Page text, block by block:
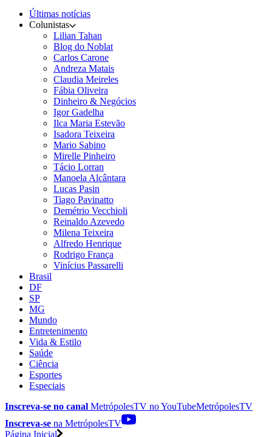
Últimas notícias
Colunistas
Lilian Tahan
Blog do Noblat
Carlos Carone
Andreza Matais
Claudia Meireles
Fábia Oliveira
Dinheiro & Negócios
Igor Gadelha
Ilca Maria Estevão
Isadora Teixeira
Mario Sabino
Mirelle Pinheiro
Tácio Lorran
Manoela Alcântara
Lucas Pasin
Tiago Pavinatto
Demétrio Vecchioli
Reinaldo Azevedo
Milena Teixeira
Alfredo Henrique
Rodrigo França
Vinícius Passarelli
Brasil
DF
SP
MG
Mundo
Entretenimento
Vida & Estilo
Saúde
Ciência
Esportes
Especiais
Inscreva-se no canal MetrópolesTV noYouTubeMetrópolesTV
Inscreva-se na MetrópolesTV
Página Inicial